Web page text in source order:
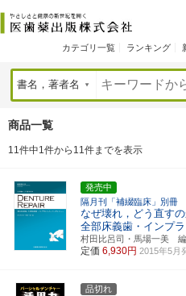
カテゴリ一覧 ランキング
商品一覧
11件中1件から11件までを表示
発売中
隔月刊「補綴臨床」別冊
なぜ壊れ，どう直す
全部床義歯・インプ
村田比呂司・馬場一美 編
定価 6,930円 2015年5月
品切れ